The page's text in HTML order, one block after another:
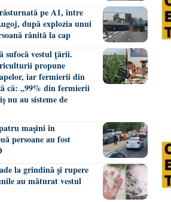
pe A1, între
după explozia unui
rănită la cap
sufocă vestul țării.
propune
iar fermierii din
că: „99% din fermierii
nu au sisteme de
mașini în
persoane au fost
la grindină și rupere
au măturat vestul